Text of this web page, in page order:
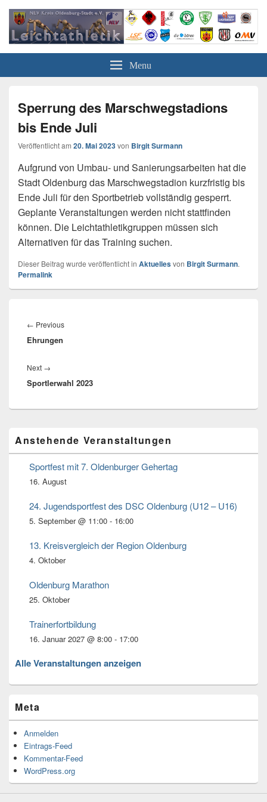
Leichtathletik in Oldenburg
NLV-Kreis Oldenburg-Stadt e.V.
Menu
Sperrung des Marschwegstadions
bis Ende Juli
Veröffentlicht am 20. Mai 2023von Birgit Surmann
Aufgrund von Umbau- und Sanierungsarbeiten hat die
Stadt Oldenburg das Marschwegstadion kurzfristig bis
Ende Juli für den Sportbetrieb vollständig gesperrt.
Geplante Veranstaltungen werden nicht stattfinden
können. Die Leichtathletikgruppen müssen sich
Alternativen für das Training suchen.
Dieser Beitrag wurde veröffentlicht in Aktuellesvon Birgit Surmann.
Permalink
← Previous
Ehrungen
Next →
post:
Sportlerwahl 2023
Seitenleisten
Widget-
Bereich
Anstehende Veranstaltungen
Sportfest mit 7. Oldenburger Gehertag
16. August
24. Jugendsportfest des DSC Oldenburg (U12 – U16)
5. September @ 11:00 - 16:00
13. Kreisvergleich der Region Oldenburg
4. Oktober
Oldenburg Marathon
25. Oktober
Trainerfortbildung
16. Januar 2027 @ 8:00 - 17:00
Alle Veranstaltungen anzeigen
Meta
Anmelden
Eintrags-Feed
Kommentar-Feed
WordPress.org